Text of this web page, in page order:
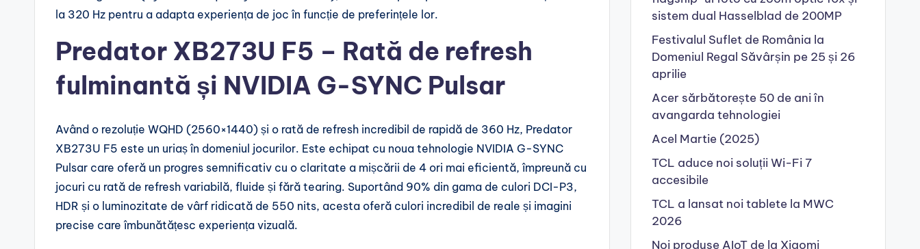
la 320 Hz pentru a adapta experiența de joc în funcție de preferințele lor.
Predator XB273U F5 – Rată de refresh
fulminantă și NVIDIA G-SYNC Pulsar
Având o rezoluție WQHD (2560×1440) și o rată de refresh incredibil de rapidă de 360 Hz, Predator
XB273U F5 este un uriaș în domeniul jocurilor. Este echipat cu noua tehnologie NVIDIA G-SYNC
Pulsar care oferă un progres semnificativ cu o claritate a mișcării de 4 ori mai eficientă, împreună cu
jocuri cu rată de refresh variabilă, fluide și fără tearing. Suportând 90% din gama de culori DCI-P3,
HDR și o luminozitate de vârf ridicată de 550 nits, acesta oferă culori incredibil de reale și imagini
precise care îmbunătățesc experiența vizuală.
sistem dual Hasselblad de 200MP
Festivalul Suflet de România la
Domeniul Regal Săvârșin pe 25 și 26
aprilie
Acer sărbătorește 50 de ani în
avangarda tehnologiei
Acel Martie (2025)
TCL aduce noi soluții Wi-Fi 7
accesibile
TCL a lansat noi tablete la MWC
2026
Noi produse AIoT de la Xiaomi